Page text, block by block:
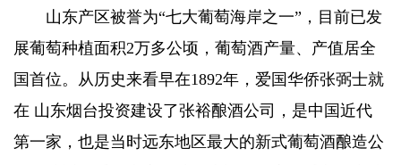
山东产区被誉为“七大葡萄海岸之一”，目前已发
展葡萄种植面积2万多公顷，葡萄酒产量、产值居全
国首位。从历史来看早在1892年，爱国华侨张弼士就
在 山东烟台投资建设了张裕酿酒公司，是中国近代
第一家，也是当时远东地区最大的新式葡萄酒酿造公